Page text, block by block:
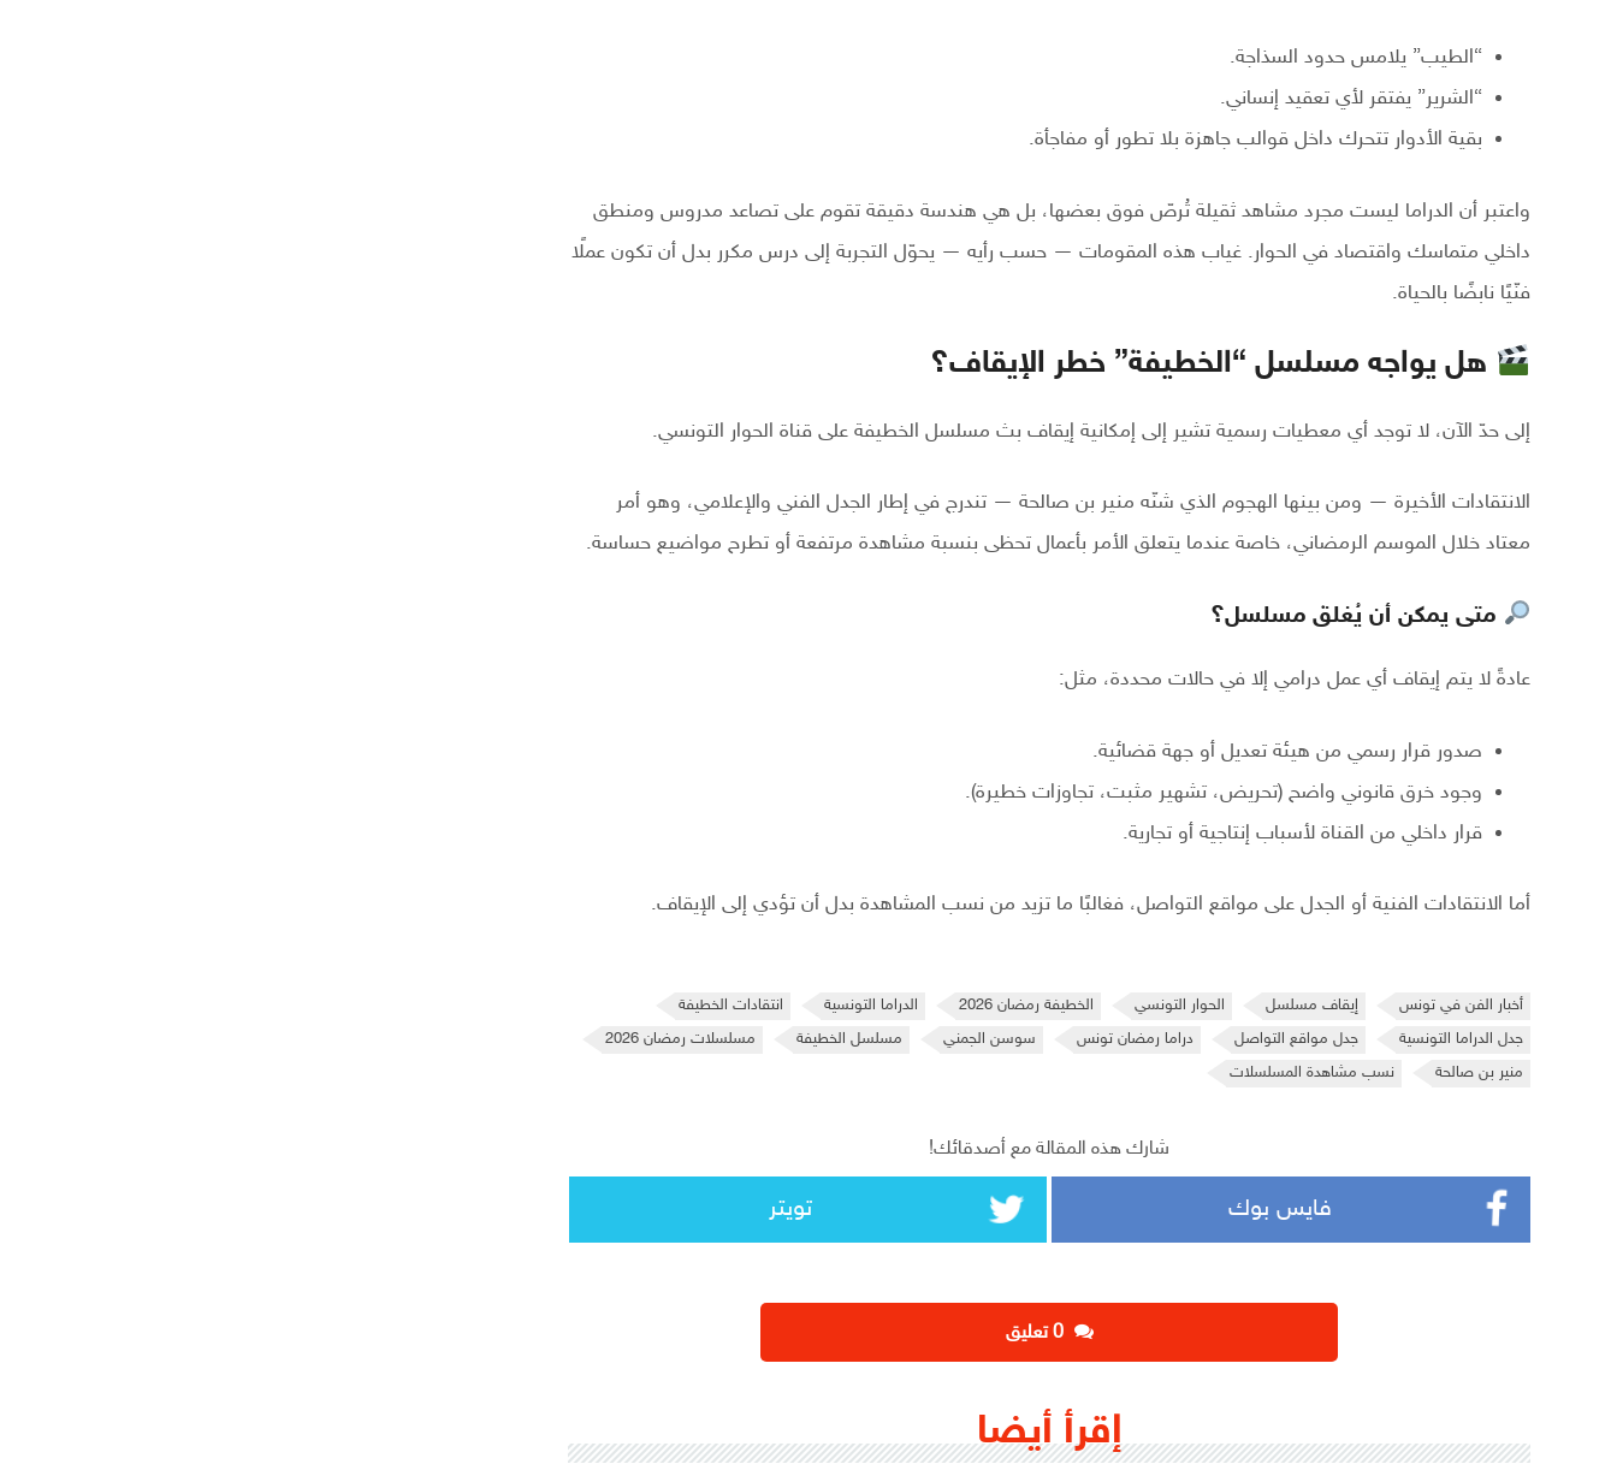
“الطيب” يلامس حدود السذاجة.
“الشرير” يفتقر لأي تعقيد إنساني.
بقية الأدوار تتحرك داخل قوالب جاهزة بلا تطور أو مفاجأة.
واعتبر أن الدراما ليست مجرد مشاهد ثقيلة تُرصّ فوق بعضها، بل هي هندسة دقيقة تقوم على تصاعد مدروس ومنطق
داخلي متماسك واقتصاد في الحوار. غياب هذه المقومات — حسب رأيه — يحوّل التجربة إلى درس مكرر بدل أن تكون عملًا
فنّيًا نابضًا بالحياة.
هل يواجه مسلسل “الخطيفة” خطر الإيقاف؟
إلى حدّ الآن، لا توجد أي معطيات رسمية تشير إلى إمكانية إيقاف بث مسلسل الخطيفة على قناة الحوار التونسي.
الانتقادات الأخيرة — ومن بينها الهجوم الذي شنّه منير بن صالحة — تندرج في إطار الجدل الفني والإعلامي، وهو أمر
معتاد خلال الموسم الرمضاني، خاصة عندما يتعلق الأمر بأعمال تحظى بنسبة مشاهدة مرتفعة أو تطرح مواضيع حساسة.
متى يمكن أن يُغلق مسلسل؟
عادةً لا يتم إيقاف أي عمل درامي إلا في حالات محددة، مثل:
صدور قرار رسمي من هيئة تعديل أو جهة قضائية.
وجود خرق قانوني واضح (تحريض، تشهير مثبت، تجاوزات خطيرة).
قرار داخلي من القناة لأسباب إنتاجية أو تجارية.
أما الانتقادات الفنية أو الجدل على مواقع التواصل، فغالبًا ما تزيد من نسب المشاهدة بدل أن تؤدي إلى الإيقاف.
أخبار الفن في تونس إيقاف مسلسل الحوار التونسي الخطيفة رمضان 2026 الدراما التونسية
انتقادات الخطيفة
جدل الدراما التونسية
جدل مواقع التواصل دراما رمضان تونس سوسن الجمني مسلسل الخطيفة
مسلسلات رمضان 2026
منير بن صالحة
نسب مشاهدة المسلسلات
شارك هذه المقالة مع أصدقائك!
فايس بوك تويتر
‫0 تعليق
إقرأ أيضا